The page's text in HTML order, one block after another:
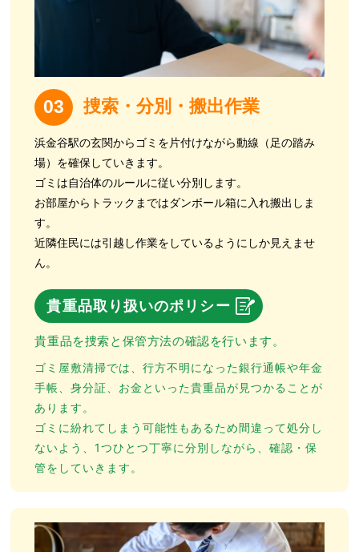
貴重品取り扱いのポリシー
貴重品を捜索と保管方法の確認を行います。
ゴミ屋敷清掃では、行方不明になった銀行通帳や年金
手帳、身分証、お金といった貴重品が見つかることが
あります。
ゴミに紛れてしまう可能性もあるため間違って処分し
ないよう、1つひとつ丁寧に分別しながら、確認・保
管をしていきます。
03 捜索・分別・搬出作業
浜金谷駅の玄関からゴミを片付けながら動線（足の踏み
場）を確保していきます。
ゴミは自治体のルールに従い分別します。
お部屋からトラックまではダンボール箱に入れ搬出しま
す。
近隣住民には引越し作業をしているようにしか見えませ
ん。